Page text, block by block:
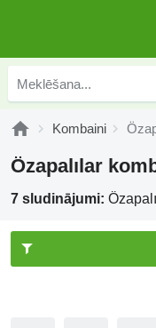
Kombaini
Özapalılar
7 sludinājumi: